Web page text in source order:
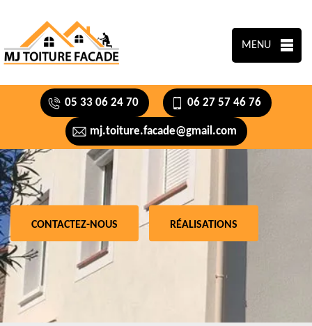
MENU
05 33 06 24 70 06 27 57 46 76
mj.toiture.facade@gmail.com
CONTACTEZ-NOUS RÉALISATIONS